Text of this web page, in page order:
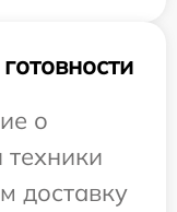
о
доставку